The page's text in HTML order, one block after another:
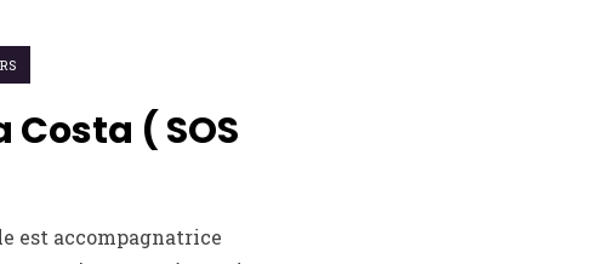
Costa ( SOS
est accompagnatrice